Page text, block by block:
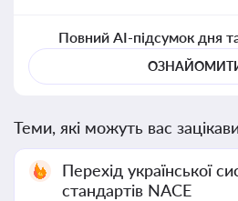
Повний AI-підсумок дня
Теми, які можуть вас
Перехід української
стандартів NACE